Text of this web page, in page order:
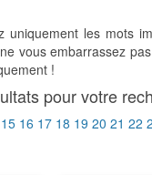
uniquement les mots
vous embarrassez
!
pour votre
15 16 17 18 19 20 21 22